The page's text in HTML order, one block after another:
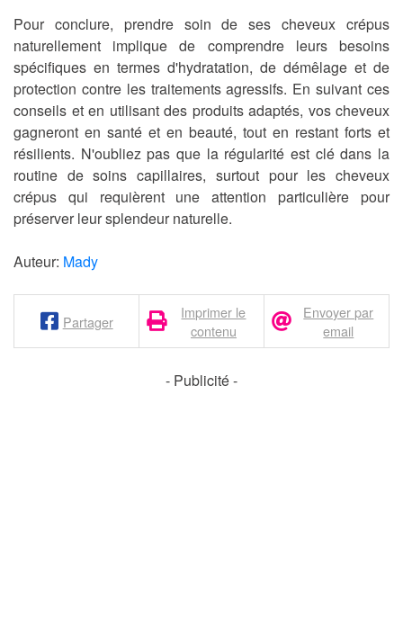
Pour conclure, prendre soin de ses cheveux crépus
naturellement implique de comprendre leurs besoins
spécifiques en termes d'hydratation, de démêlage et de
protection contre les traitements agressifs. En suivant ces
conseils et en utilisant des produits adaptés, vos cheveux
gagneront en santé et en beauté, tout en restant forts et
résilients. N'oubliez pas que la régularité est clé dans la
routine de soins capillaires, surtout pour les cheveux
crépus qui requièrent une attention particulière pour
préserver leur splendeur naturelle.
Auteur: Mady
Partager
Imprimer le
contenu
Envoyer par
email
- Publicité -